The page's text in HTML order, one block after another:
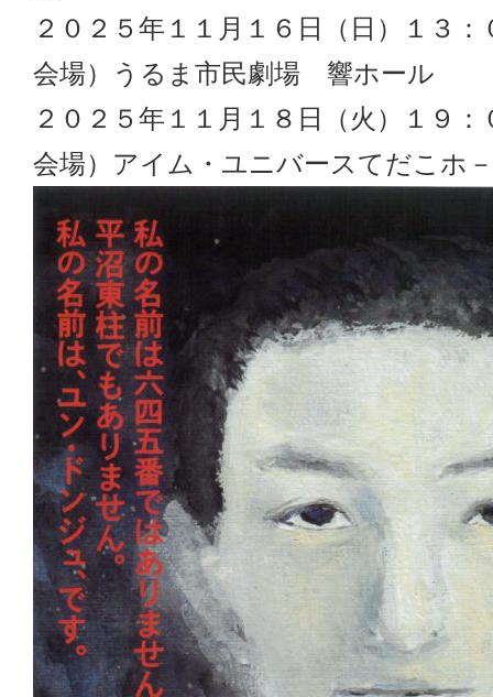
２０２５年１１月１６日（日）１３
会場）うるま市民劇場 響ホール
２０２５年１１月１８日（火）１９
会場）アイム・ユニバースてだこホ